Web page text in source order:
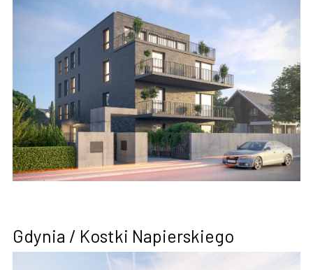
Gdynia / Kostki Napierskiego